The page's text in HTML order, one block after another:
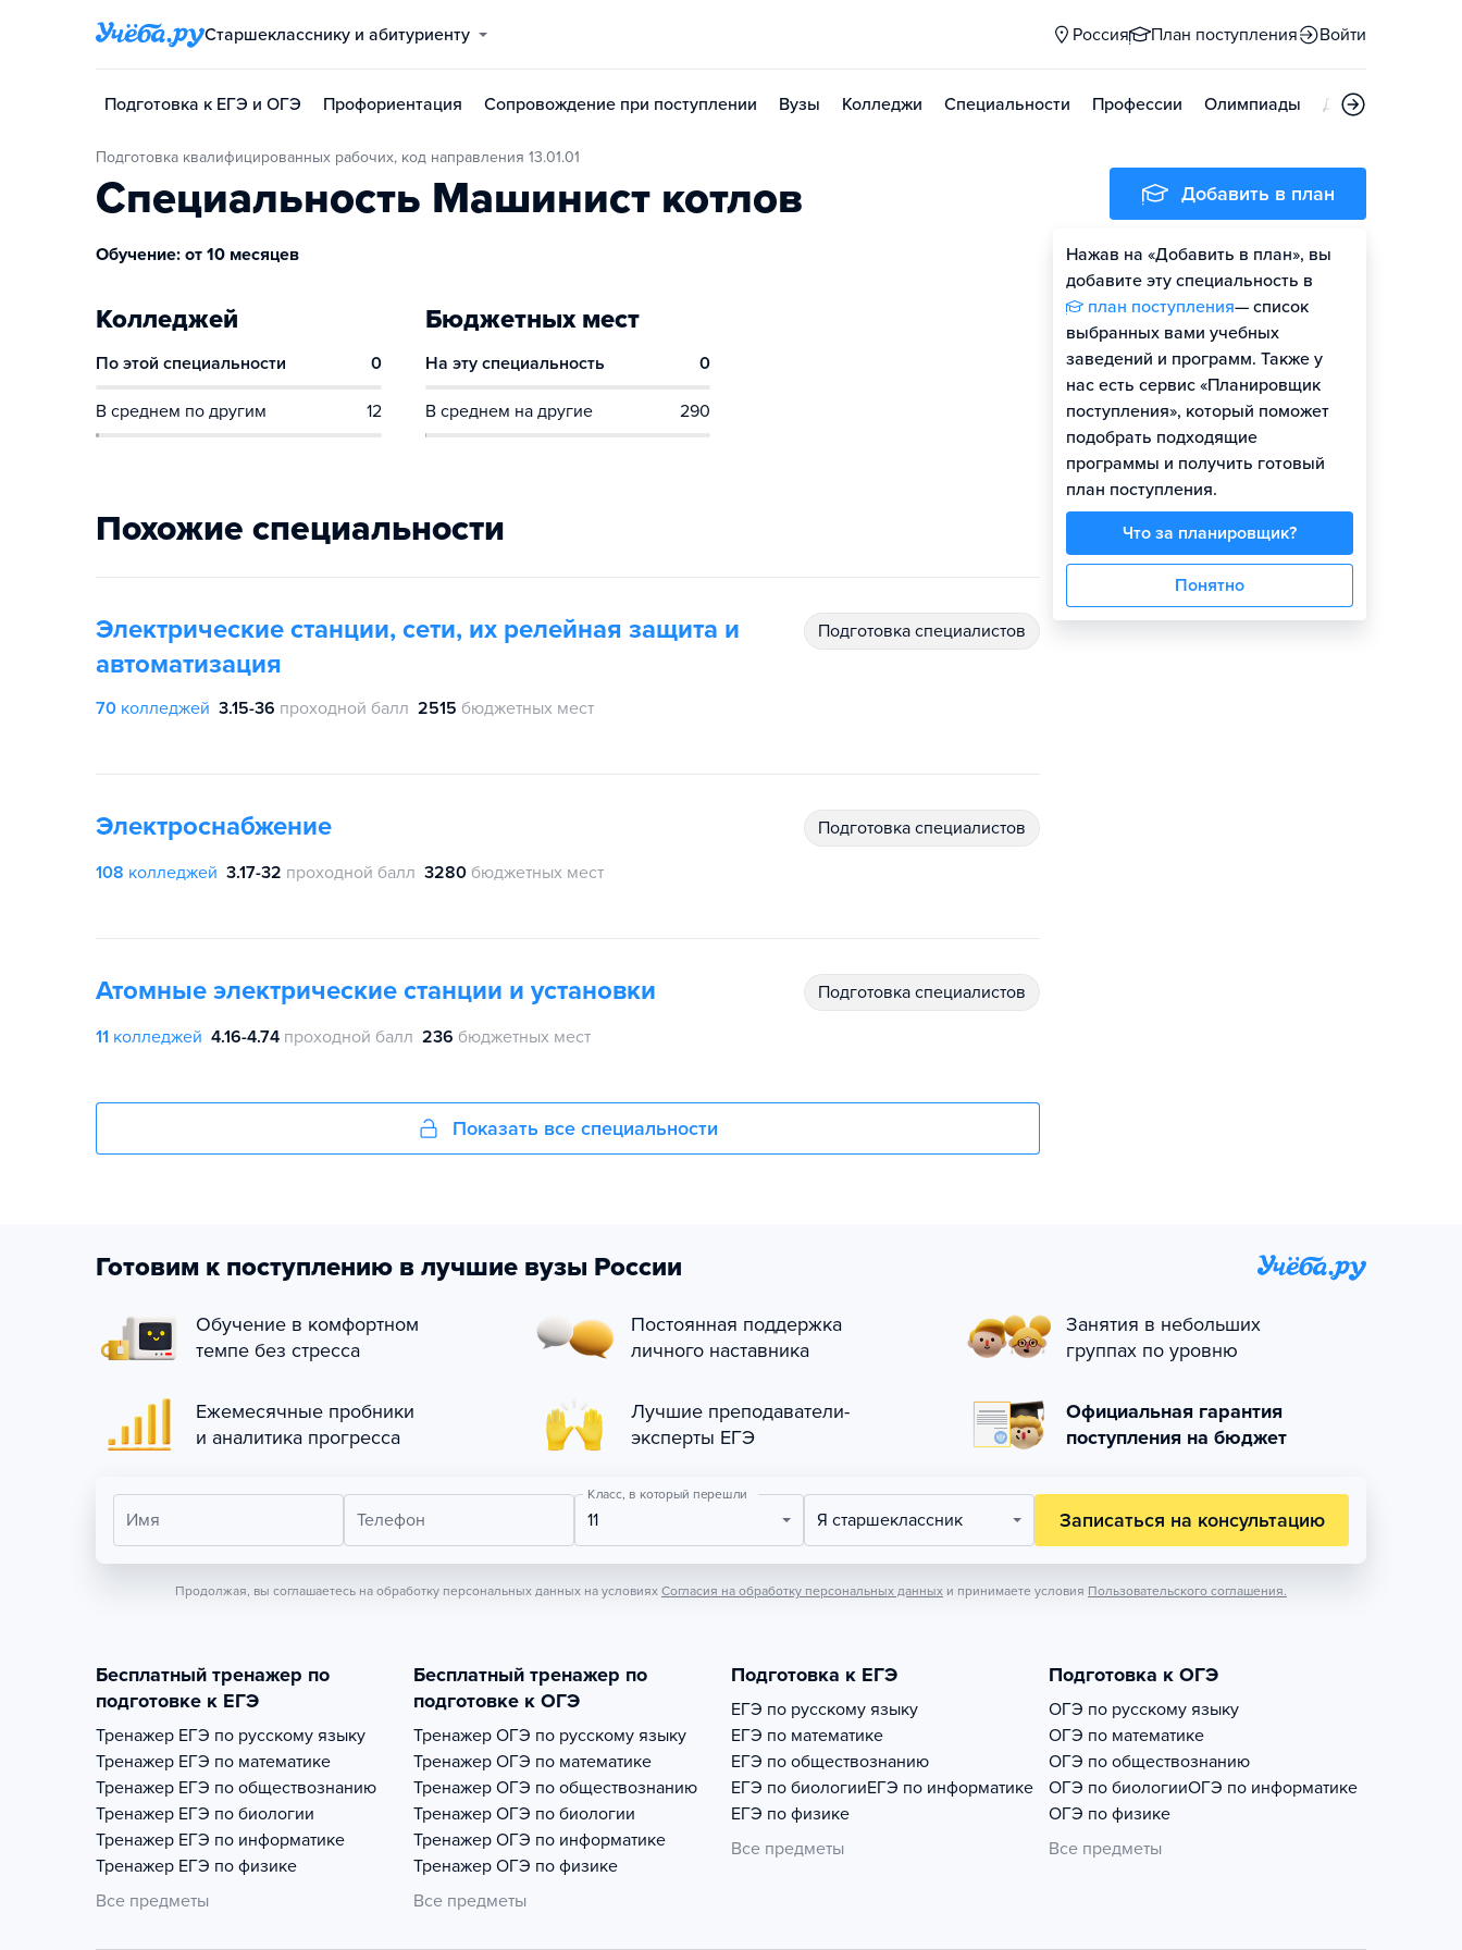
Старшекласснику и абитуриенту Россия План поступления Войти
Подготовка к ЕГЭ и ОГЭ Профориентация Сопровождение при поступлении Вузы Колледжи Специальности Профессии Олимпиады Дни открытых
Подготовка квалифицированных рабочих, код направления 13.01.01
Специальность Машинист котлов
Обучение: от 10 месяцев
Колледжей
По этой специальности 0
В среднем по другим 12
Бюджетных мест
На эту специальность 0
В среднем на другие 290
Похожие специальности
Электрические станции, сети, их релейная защита и
автоматизация
подготовка специалистов
70 колледжей 3.15-36 проходной балл 2515 бюджетных мест
Электроснабжение подготовка специалистов
108 колледжей 3.17-32 проходной балл 3280 бюджетных мест
Атомные электрические станции и установки подготовка специалистов
11 колледжей 4.16-4.74 проходной балл 236 бюджетных мест
Показать все специальности
Добавить в план
Нажав на «Добавить в план», вы
добавите эту специальность в
план поступления— список
выбранных вами учебных
заведений и программ. Также у
нас есть сервис «Планировщик
поступления», который поможет
подобрать подходящие
программы и получить готовый
план поступления.
Что за планировщик?
Понятно
Готовим к поступлению в лучшие вузы России
Обучение в комфортном
темпе без стресса
Постоянная поддержка
личного наставника
Занятия в небольших
группах по уровню
Ежемесячные пробники
и аналитика прогресса
Лучшие преподаватели-
эксперты ЕГЭ
Официальная гарантия
поступления на бюджет
Имя Телефон
Класс, в который перешли
11 Я старшеклассник Записаться на консультацию
Продолжая, вы соглашаетесь на обработку персональных данных на условиях Согласия на обработку персональных данных и принимаете условия Пользовательского соглашения.
Бесплатный тренажер по
подготовке к ЕГЭ
Тренажер ЕГЭ по русскому языку
Тренажер ЕГЭ по математике
Тренажер ЕГЭ по обществознанию
Тренажер ЕГЭ по биологии
Тренажер ЕГЭ по информатике
Тренажер ЕГЭ по физике
Все предметы
Бесплатный тренажер по
подготовке к ОГЭ
Тренажер ОГЭ по русскому языку
Тренажер ОГЭ по математике
Тренажер ОГЭ по обществознанию
Тренажер ОГЭ по биологии
Тренажер ОГЭ по информатике
Тренажер ОГЭ по физике
Все предметы
Подготовка к ЕГЭ
ЕГЭ по русскому языку
ЕГЭ по математике
ЕГЭ по обществознанию
ЕГЭ по биологииЕГЭ по информатике
ЕГЭ по физике
Все предметы
Подготовка к ОГЭ
ОГЭ по русскому языку
ОГЭ по математике
ОГЭ по обществознанию
ОГЭ по биологииОГЭ по информатике
ОГЭ по физике
Все предметы